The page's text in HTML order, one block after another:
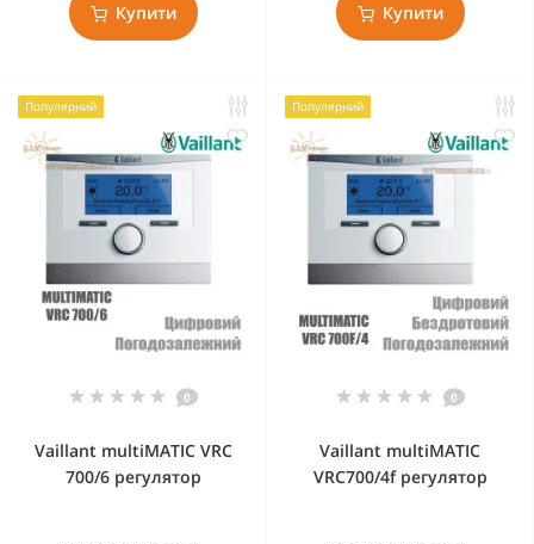
Купити Купити
Популярний
0
Vaillant multiMATIC VRC
700/6 регулятор
Популярний
0
Vaillant multiMATIC
VRC700/4f регулятор